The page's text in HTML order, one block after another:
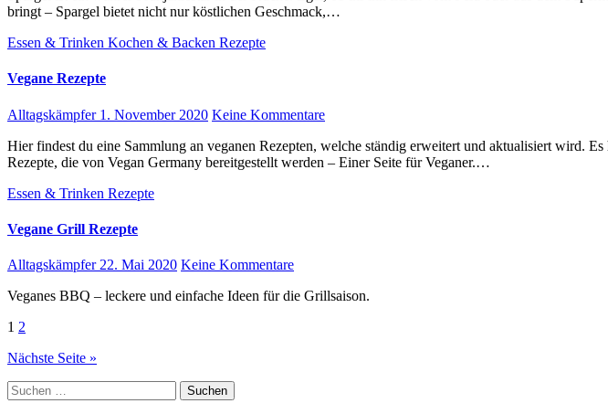
bringt – Spargel bietet nicht nur köstlichen Geschmack,…
Essen & Trinken Kochen & Backen Rezepte
Vegane Rezepte
Alltagskämpfer 1. November 2020 Keine Kommentare
Hier findest du eine Sammlung an veganen Rezepten, welche ständig erweitert und aktualisiert wird. Es handelt sich um
Rezepte, die von Vegan Germany bereitgestellt werden – Einer Seite für Veganer.…
Essen & Trinken Rezepte
Vegane Grill Rezepte
Alltagskämpfer 22. Mai 2020 Keine Kommentare
Veganes BBQ – leckere und einfache Ideen für die Grillsaison.
Seitennummerierung
der
Beiträge
1 2
Nächste Seite »
Suchen
nach: